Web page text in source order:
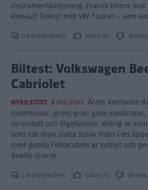
instrumentbelysning. Fransk finess mot
Renault Scénic mot VW Touran - vem
0 kommentarer Gasa (8)
Biltest: Volkswagen
Cabriolet
NYBILSTEST 8 maj 2003 Årets varmaste
molntussar, grönt gräs, gula
syrendoft och fågelkvitter. Aldrig är
som när man sakta susar fram i en
med gamla Folkacaben är tydligt och
Beetle charm.
1 kommentarer Gasa (4)